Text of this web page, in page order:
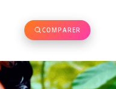
COMPARER